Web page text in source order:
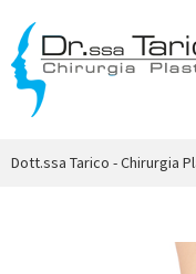
Dott.ssa Tarico - Chirurgia